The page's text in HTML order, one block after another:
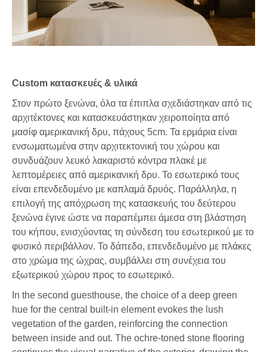
Custom κατασκευές & υλικά
Στον πρώτο ξενώνα, όλα τα έπιπλα σχεδιάστηκαν από τις
αρχιτέκτονες και κατασκευάστηκαν χειροποίητα από
μασίφ αμερικανική δρυ, πάχους 5cm. Τα ερμάρια είναι
ενσωματωμένα στην αρχιτεκτονική του χώρου και
συνδυάζουν λευκό λακαριστό κόντρα πλακέ με
λεπτομέρειες από αμερικανική δρυ. Το εσωτερικό τους
είναι επενδεδυμένο με καπλαμά δρυός. Παράλληλα, η
επιλογή της απόχρωση της κατασκευής του δεύτερου
ξενώνα έγινε ώστε να παραπέμπει άμεσα στη βλάστηση
του κήπου, ενισχύοντας τη σύνδεση του εσωτερικού με το
φυσικό περιβάλλον. Το δάπεδο, επενδεδυμένο με πλάκες
στο χρώμα της ώχρας, συμβάλλει στη συνέχεια του
εξωτερικού χώρου προς το εσωτερικό.
In the second guesthouse, the choice of a deep green
hue for the central built-in element evokes the lush
vegetation of the garden, reinforcing the connection
between inside and out. The ochre-toned stone flooring